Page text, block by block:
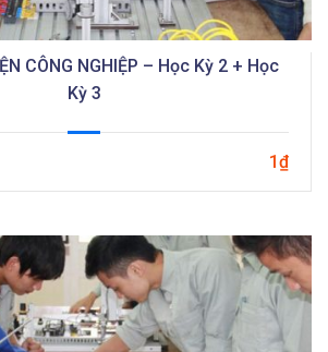
CÔNG NGHIỆP – Học Kỳ 2 + Học
Kỳ 3
1₫